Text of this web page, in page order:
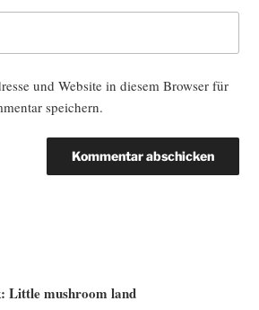
und Website in diesem Browser für
speichern.
Little mushroom land